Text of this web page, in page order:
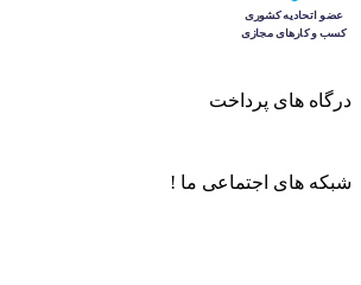
درگاه های پرداخت
شبکه های اجتماعی ما !